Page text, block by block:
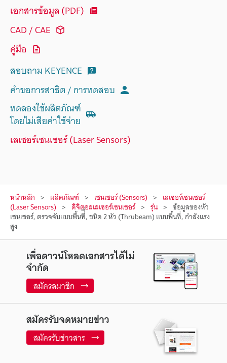
เอกสารข้อมูล (PDF)
CAD / CAE
คู่มือ
สอบถาม KEYENCE
คำขอการสาธิต / การทดสอบ
ทดลองใช้ผลิตภัณฑ์
โดยไม่เสียค่าใช้จ่าย
เลเซอร์เซนเซอร์ (Laser Sensors)
หน้าหลัก ผลิตภัณฑ์ เซนเซอร์ (Sensors) เลเซอร์เซนเซอร์
(Laser Sensors) ดิจิตอลเลเซอร์เซนเซอร์ รุ่น ข้อมูลของหัว
เซนเซอร์, ตรวจจับแบบพื้นที่ี่, ชนิด 2 หัว (Thrubeam) แบบพื้นที่, กำลังแรง
สูง
เพื่อดาวน์โหลดเอกสารได้ไม่
จำกัด
สมัครสมาชิก
สมัครรับจดหมายข่าว
สมัครรับข่าวสาร